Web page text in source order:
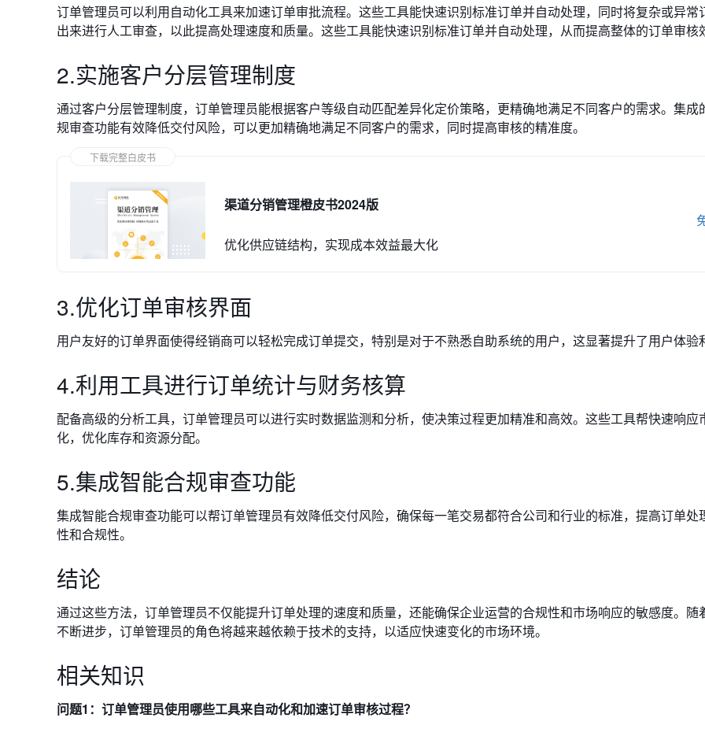
订单管理员可以利用自动化工具来加速订单审批流程。这些工具能快速识别标准订单并自动处理，同时将复杂或异常
出来进行人工审查，以此提高处理速度和质量。这些工具能快速识别标准订单并自动处理，从而提高整体的订单审核
2.实施客户分层管理制度
通过客户分层管理制度，订单管理员能根据客户等级自动匹配差异化定价策略，更精确地满足不同客户的需求。集成
规审查功能有效降低交付风险，可以更加精确地满足不同客户的需求，同时提高审核的精准度。
下载完整白皮书
渠道分销管理橙皮书2024版
优化供应链结构，实现成本效益最大化
3.优化订单审核界面
用户友好的订单界面使得经销商可以轻松完成订单提交，特别是对于不熟悉自助系统的用户，这显著提升了用户体验
4.利用工具进行订单统计与财务核算
配备高级的分析工具，订单管理员可以进行实时数据监测和分析，使决策过程更加精准和高效。这些工具帮快速响应
化，优化库存和资源分配。
5.集成智能合规审查功能
集成智能合规审查功能可以帮订单管理员有效降低交付风险，确保每一笔交易都符合公司和行业的标准，提高订单处
性和合规性。
结论
通过这些方法，订单管理员不仅能提升订单处理的速度和质量，还能确保企业运营的合规性和市场响应的敏感度。随
不断进步，订单管理员的角色将越来越依赖于技术的支持，以适应快速变化的市场环境。
相关知识
问题1：订单管理员使用哪些工具来自动化和加速订单审核过程？